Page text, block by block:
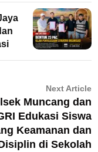
Next Article
Muncang dan
Edukasi Siswa
Keamanan dan
di Sekolah